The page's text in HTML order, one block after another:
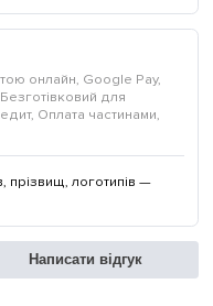
онлайн, Google Pay,
для
Оплата частинами,
логотипів —
Написати відгук